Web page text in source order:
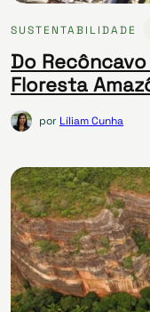
SUSTENTABILIDADE
Do
Floresta
por Líliam Cunha